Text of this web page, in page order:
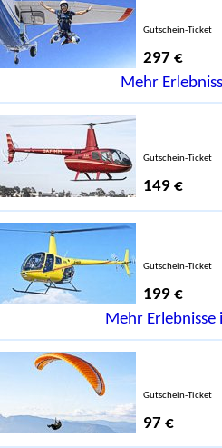
Gutschein-Ticket
297 €
Mehr
Gutschein-Ticket
149 €
Gutschein-Ticket
199 €
Mehr
Gutschein-Ticket
97 €